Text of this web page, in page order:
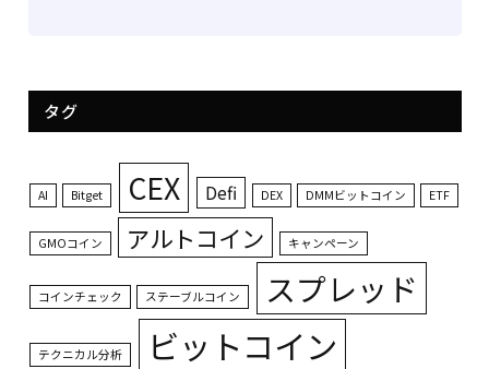
タグ
AI Bitget CEX Defi DEX DMMビットコイン ETF
GMOコイン アルトコイン キャンペーン
コインチェック ステーブルコイン スプレッド
テクニカル分析 ビットコイン